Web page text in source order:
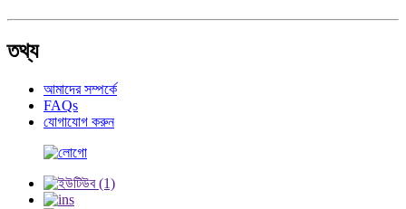
তথ্য
আমাদের সম্পর্কে
FAQs
যোগাযোগ করুন